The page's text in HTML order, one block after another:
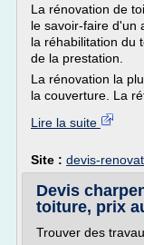
La rénovation de
le savoir-faire d'un
la réhabilitation du
de la prestation.
La rénovation la
la couverture. La
Lire la suite
Site : devis-
Devis
toiture, prix
Trouver des